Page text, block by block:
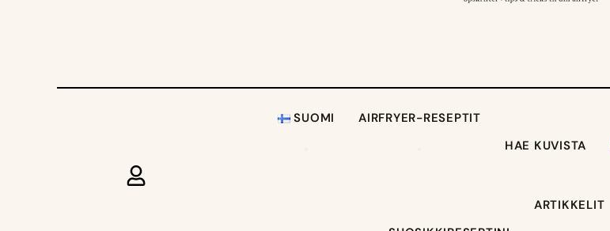
SUOMI
AIRFRYER-RESEPTIT
HAE KUVISTA
ARTIKKELIT